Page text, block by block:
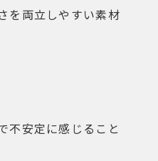
を両立しやすい素材
不安定に感じること